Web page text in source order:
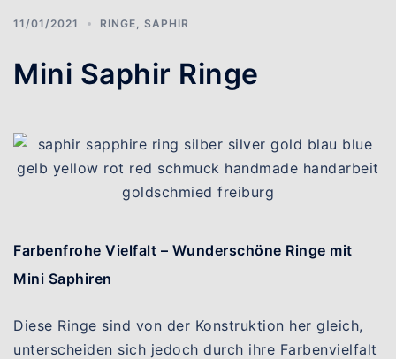
11/01/2021 RINGE SAPHIR
Mini Saphir Ringe
Farbenfrohe Vielfalt – Wunderschöne Ringe mit
Mini Saphiren
Diese Ringe sind von der Konstruktion her gleich,
unterscheiden sich jedoch durch ihre Farbenvielfalt